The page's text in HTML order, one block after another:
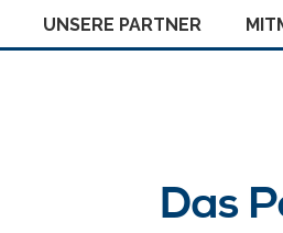
UNSERE PARTNER
Das